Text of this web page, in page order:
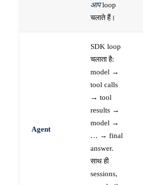
आपloop
चलाते हैं।
Agent
SDK loop
चलाता है:
model →
tool calls
→ tool
results →
model →
… → final
answer.
साथ ही
sessions,